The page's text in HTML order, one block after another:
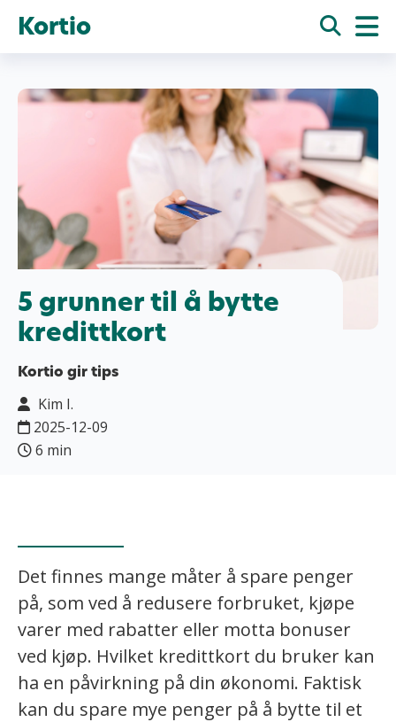
Kortio
5 grunner til å bytte
kredittkort
Kortio gir tips
Kim I.
2025-12-09
6 min
Det finnes mange måter å spare penger
på, som ved å redusere forbruket, kjøpe
varer med rabatter eller motta bonuser
ved kjøp. Hvilket kredittkort du bruker kan
ha en påvirkning på din økonomi. Faktisk
kan du spare mye penger på å bytte til et